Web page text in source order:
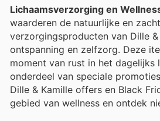
Lichaamsverzorging en
waarderen de natuurlijke en
verzorgingsproducten van Dille
ontspanning en zelfzorg. Deze
moment van rust in het dagelijks
onderdeel van speciale
Dille & Kamille offers en Black
gebied van wellness en ontdek